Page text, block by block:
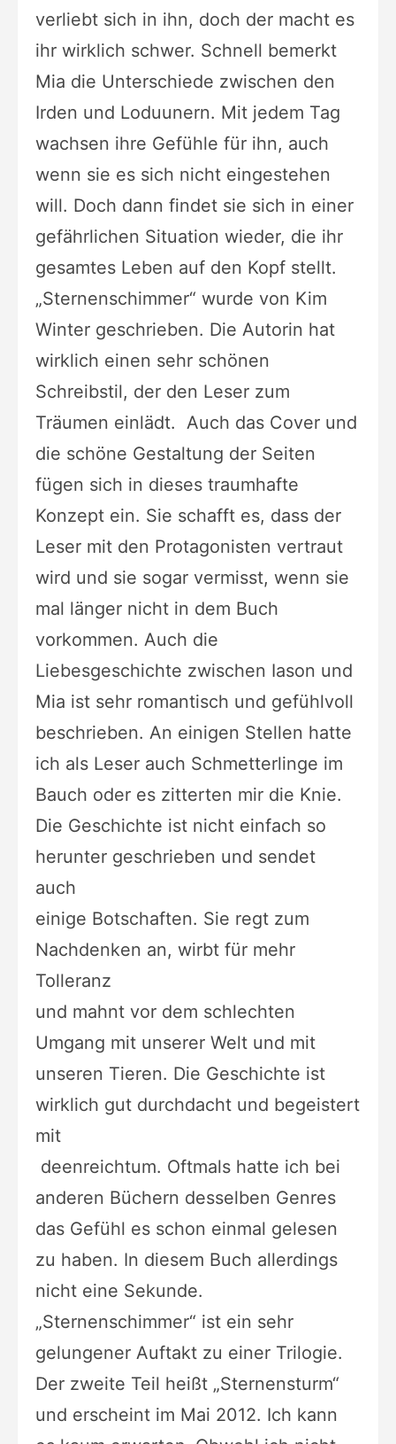
verliebt sich in ihn, doch der macht es
ihr wirklich schwer. Schnell bemerkt
Mia die Unterschiede zwischen den
Irden und Loduunern. Mit jedem Tag
wachsen ihre Gefühle für ihn, auch
wenn sie es sich nicht eingestehen
will. Doch dann findet sie sich in einer
gefährlichen Situation wieder, die ihr
gesamtes Leben auf den Kopf stellt.
„Sternenschimmer“ wurde von Kim
Winter geschrieben. Die Autorin hat
wirklich einen sehr schönen
Schreibstil, der den Leser zum
Träumen einlädt. Auch das Cover und
die schöne Gestaltung der Seiten
fügen sich in dieses traumhafte
Konzept ein. Sie schafft es, dass der
Leser mit den Protagonisten vertraut
wird und sie sogar vermisst, wenn sie
mal länger nicht in dem Buch
vorkommen. Auch die
Liebesgeschichte zwischen Iason und
Mia ist sehr romantisch und gefühlvoll
beschrieben. An einigen Stellen hatte
ich als Leser auch Schmetterlinge im
Bauch oder es zitterten mir die Knie.
Die Geschichte ist nicht einfach so
herunter geschrieben und sendet
auch
einige Botschaften. Sie regt zum
Nachdenken an, wirbt für mehr
Tolleranz
und mahnt vor dem schlechten
Umgang mit unserer Welt und mit
unseren Tieren. Die Geschichte ist
wirklich gut durchdacht und begeistert
mit
deenreichtum. Oftmals hatte ich bei
anderen Büchern desselben Genres
das Gefühl es schon einmal gelesen
zu haben. In diesem Buch allerdings
nicht eine Sekunde.
„Sternenschimmer“ ist ein sehr
gelungener Auftakt zu einer Trilogie.
Der zweite Teil heißt „Sternensturm“
und erscheint im Mai 2012. Ich kann